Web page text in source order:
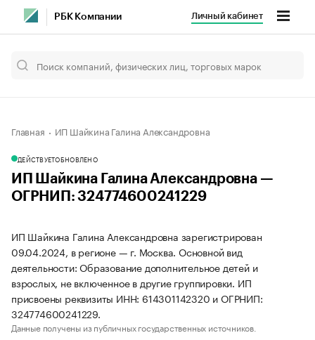
РБК Компании Личный кабинет
Главная ИП Шайкина Галина Александровна
ДЕЙСТВУЕТОБНОВЛЕНО
ИП Шайкина Галина Александровна —
ОГРНИП: 324774600241229
ИП Шайкина Галина Александровна зарегистрирован
09.04.2024, в регионе — г. Москва. Основной вид
деятельности: Образование дополнительное детей и
взрослых, не включенное в другие группировки. ИП
присвоены реквизиты ИНН: 614301142320 и ОГРНИП:
324774600241229.
Данные получены из публичных государственных источников.